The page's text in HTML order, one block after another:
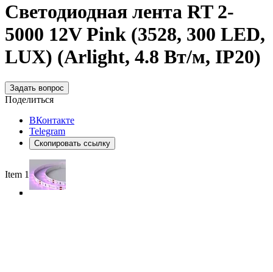
Светодиодная лента RT 2-
5000 12V Pink (3528, 300 LED,
LUX) (Arlight, 4.8 Вт/м, IP20)
Задать вопрос
Поделиться
ВКонтакте
Telegram
Скопировать ссылку
Item 1 of 4